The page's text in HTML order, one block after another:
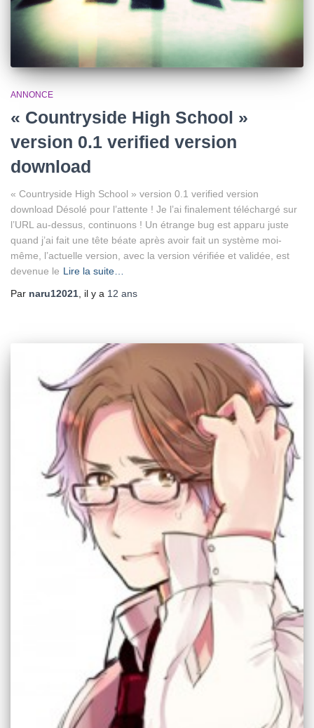
ANNONCE
« Countryside High School »
version 0.1 verified version
download
« Countryside High School » version 0.1 verified version
download Désolé pour l’attente ! Je l’ai finalement téléchargé sur
l’URL au-dessus, continuons ! Un étrange bug est apparu juste
quand j’ai fait une tête béate après avoir fait un système moi-
même, l’actuelle version, avec la version vérifiée et validée, est
devenue le Lire la suite…
Par naru12021 , il y a 12 ans